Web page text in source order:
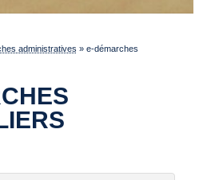
administratives » e-démarches